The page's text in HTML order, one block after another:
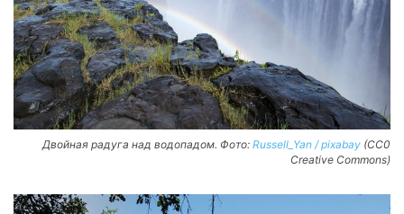
Двойная радуга над водопадом. Фото: Russell_Yan / pixabay (CC0
Creative Commons)